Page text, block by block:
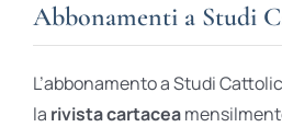
Ares Gold
Ares Digital
Abbonamenti a Studi
L’abbonamento a Studi
la rivista cartacea